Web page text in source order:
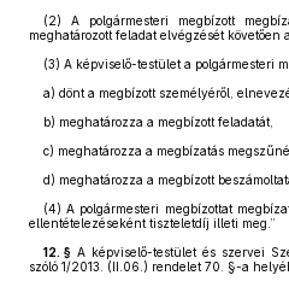
(2) A polgármesteri megbízott
meghatározott feladat elvégzését követően
(3) A képviselő-testület a polgármesteri
a) dönt a megbízott személyéről,
b) meghatározza a megbízott feladatát,
c) meghatározza a megbízatás
d) meghatározza a megbízott
(4) A polgármesteri megbízottat
ellentételezéseként tiszteletdíj illeti meg.”
12. § A képviselő-testület és szervei
szóló 1/2013. (II.06.) rendelet 70. §-a